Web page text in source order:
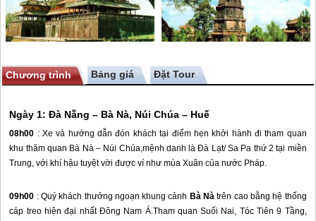
Chương trình Bảng giá
Ngày 1:Đà Nẵng – Bà Nà, Núi Chúa – Huế
08h00 : Xe và hướng dẫn đón khách tại điểm hẹn khởi hành đi tham quan
khu thăm quan Bà Nà – Núi Chúa,mệnh danh là Đà Lạt/ Sa Pa thứ 2 tại miền
Trung, với khí hậu tuyệt vời được ví như mùa Xuân của nước Pháp.
09h00 : Quý khách thưởng ngoạn khung cảnh Bà Nà trên cao bằng hệ thống
cáp treo hiện đại nhất Đông Nam Á.Tham quan Suối Nai, Tóc Tiên 9 Tầng,